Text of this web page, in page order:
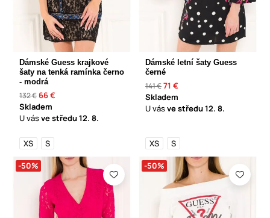
Dámské Guess krajkové
šaty na tenká ramínka černo
- modrá
132 € 66 €
Skladem
U vásve středu12. 8.
XS S
Dámské letní šaty Guess
černé
141 €71 €
Skladem
U vásve středu12. 8.
XS S
-50% -50%